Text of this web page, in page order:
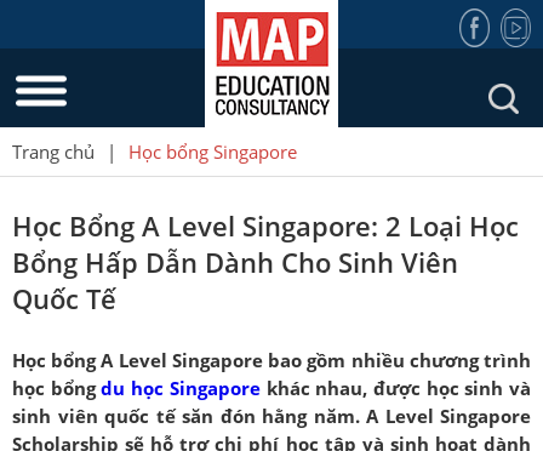
Trang chủ | Học bổng Singapore
Học Bổng A Level Singapore: 2 Loại Học
Bổng Hấp Dẫn Dành Cho Sinh Viên
Quốc Tế
Học bổng A Level Singapore bao gồm nhiều chương trình
học bổngdu học Singaporekhác nhau, được học sinh và
sinh viên quốc tế săn đón hằng năm. A Level Singapore
Scholarship sẽ hỗ trợ chi phí học tập và sinh hoạt dành